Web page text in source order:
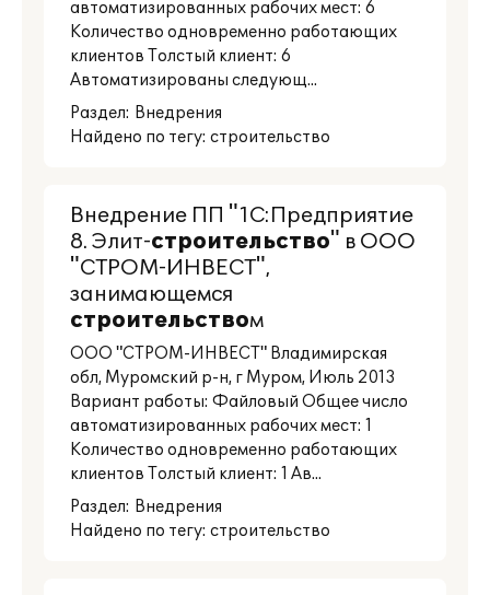
автоматизированных рабочих мест: 6
Количество одновременно работающих
клиентов Толстый клиент: 6
Автоматизированы следующ...
Раздел: Внедрения
Найдено по тегу: строительство
Внедрение ПП "1С:Предприятие
8. Элит-строительство" в ООО
"СТРОМ-ИНВЕСТ",
занимающемся
строительством
ООО "СТРОМ-ИНВЕСТ" Владимирская
обл, Муромский р-н, г Муром, Июль 2013
Вариант работы: Файловый Общее число
автоматизированных рабочих мест: 1
Количество одновременно работающих
клиентов Толстый клиент: 1 Ав...
Раздел: Внедрения
Найдено по тегу: строительство